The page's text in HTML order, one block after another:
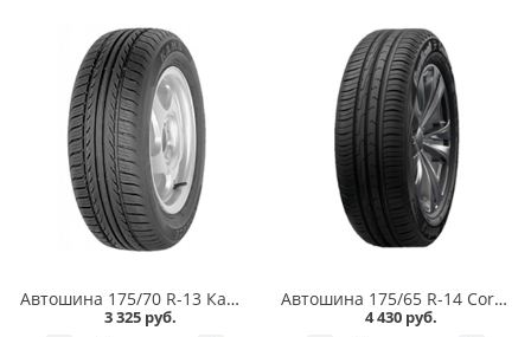
Автошина 175/70 R-13 Кама Breeze (НК-132) 82T в Омске
3 325 руб.
Автошина 175/65 R-14 Cordiant Comfort 2 86H в Омске
4 430 руб.